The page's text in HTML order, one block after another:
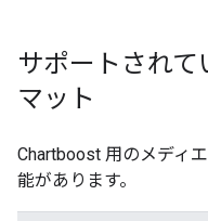
サポートされ
マット
Chartboost 用のメディ
能があります。